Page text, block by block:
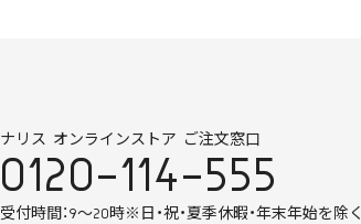
ナリス オンラインストア ご注文窓口
0120-114-555
受付時間：9～20時※日・祝・夏季休暇・年末年始を除く